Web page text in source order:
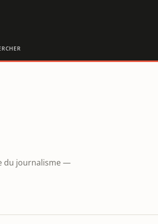
du journalisme —